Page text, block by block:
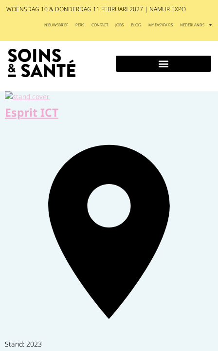
WOENSDAG 10 & DONDERDAG 11 FEBRUARI 2027 | NAMUR EXPO
NIEUWSBRIEF PERS CONTACT JOBS BLOG MY EASYFAIRS NEDERLANDS
Esprit ICT
Stand: 2023